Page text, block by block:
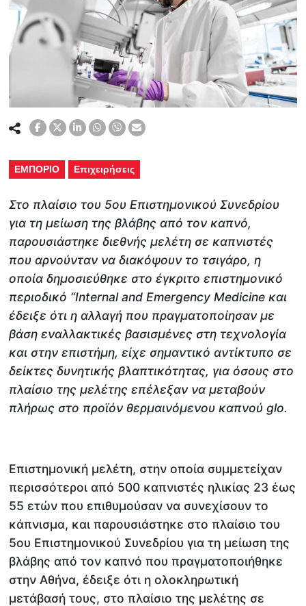
ΕΜΠΟΡΙΟ Επιχειρήσεις
Στο πλαίσιο του 5ου Επιστημονικού Συνεδρίου
για τη μείωση της βλάβης από τον καπνό,
παρουσιάστηκε διεθνής μελέτη σε καπνιστές
που αρνούνταν να διακόψουν το τσιγάρο, η
οποία δημοσιεύθηκε στο έγκριτο επιστημονικό
περιοδικό “Internal and Emergency Medicine και
έδειξε ότι η αλλαγή που πραγματοποίησαν με
βάση εναλλακτικές βασισμένες στη τεχνολογία
και στην επιστήμη, είχε σημαντικό αντίκτυπο σε
δείκτες δυνητικής βλαπτικότητας, για όσους στο
πλαίσιο της μελέτης επέλεξαν να μεταβούν
πλήρως στο προϊόν θερμαινόμενου καπνούglo.
Επιστημονική μελέτη, στην οποία συμμετείχαν
περισσότεροι από 500 καπνιστές ηλικίας 23 έως
55 ετών που επιθυμούσαν να συνεχίσουν το
κάπνισμα, και παρουσιάστηκε στο πλαίσιο του
5ου Επιστημονικού Συνεδρίου για τη μείωση της
βλάβης από τον καπνό που πραγματοποιήθηκε
στην Αθήνα, έδειξε ότι η ολοκληρωτική
μετάβασή τους, στο πλαίσιο της μελέτης σε